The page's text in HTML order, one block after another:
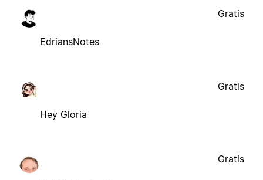
EdriansNotes
Gratis
Hey Gloria
Gratis
Gratis